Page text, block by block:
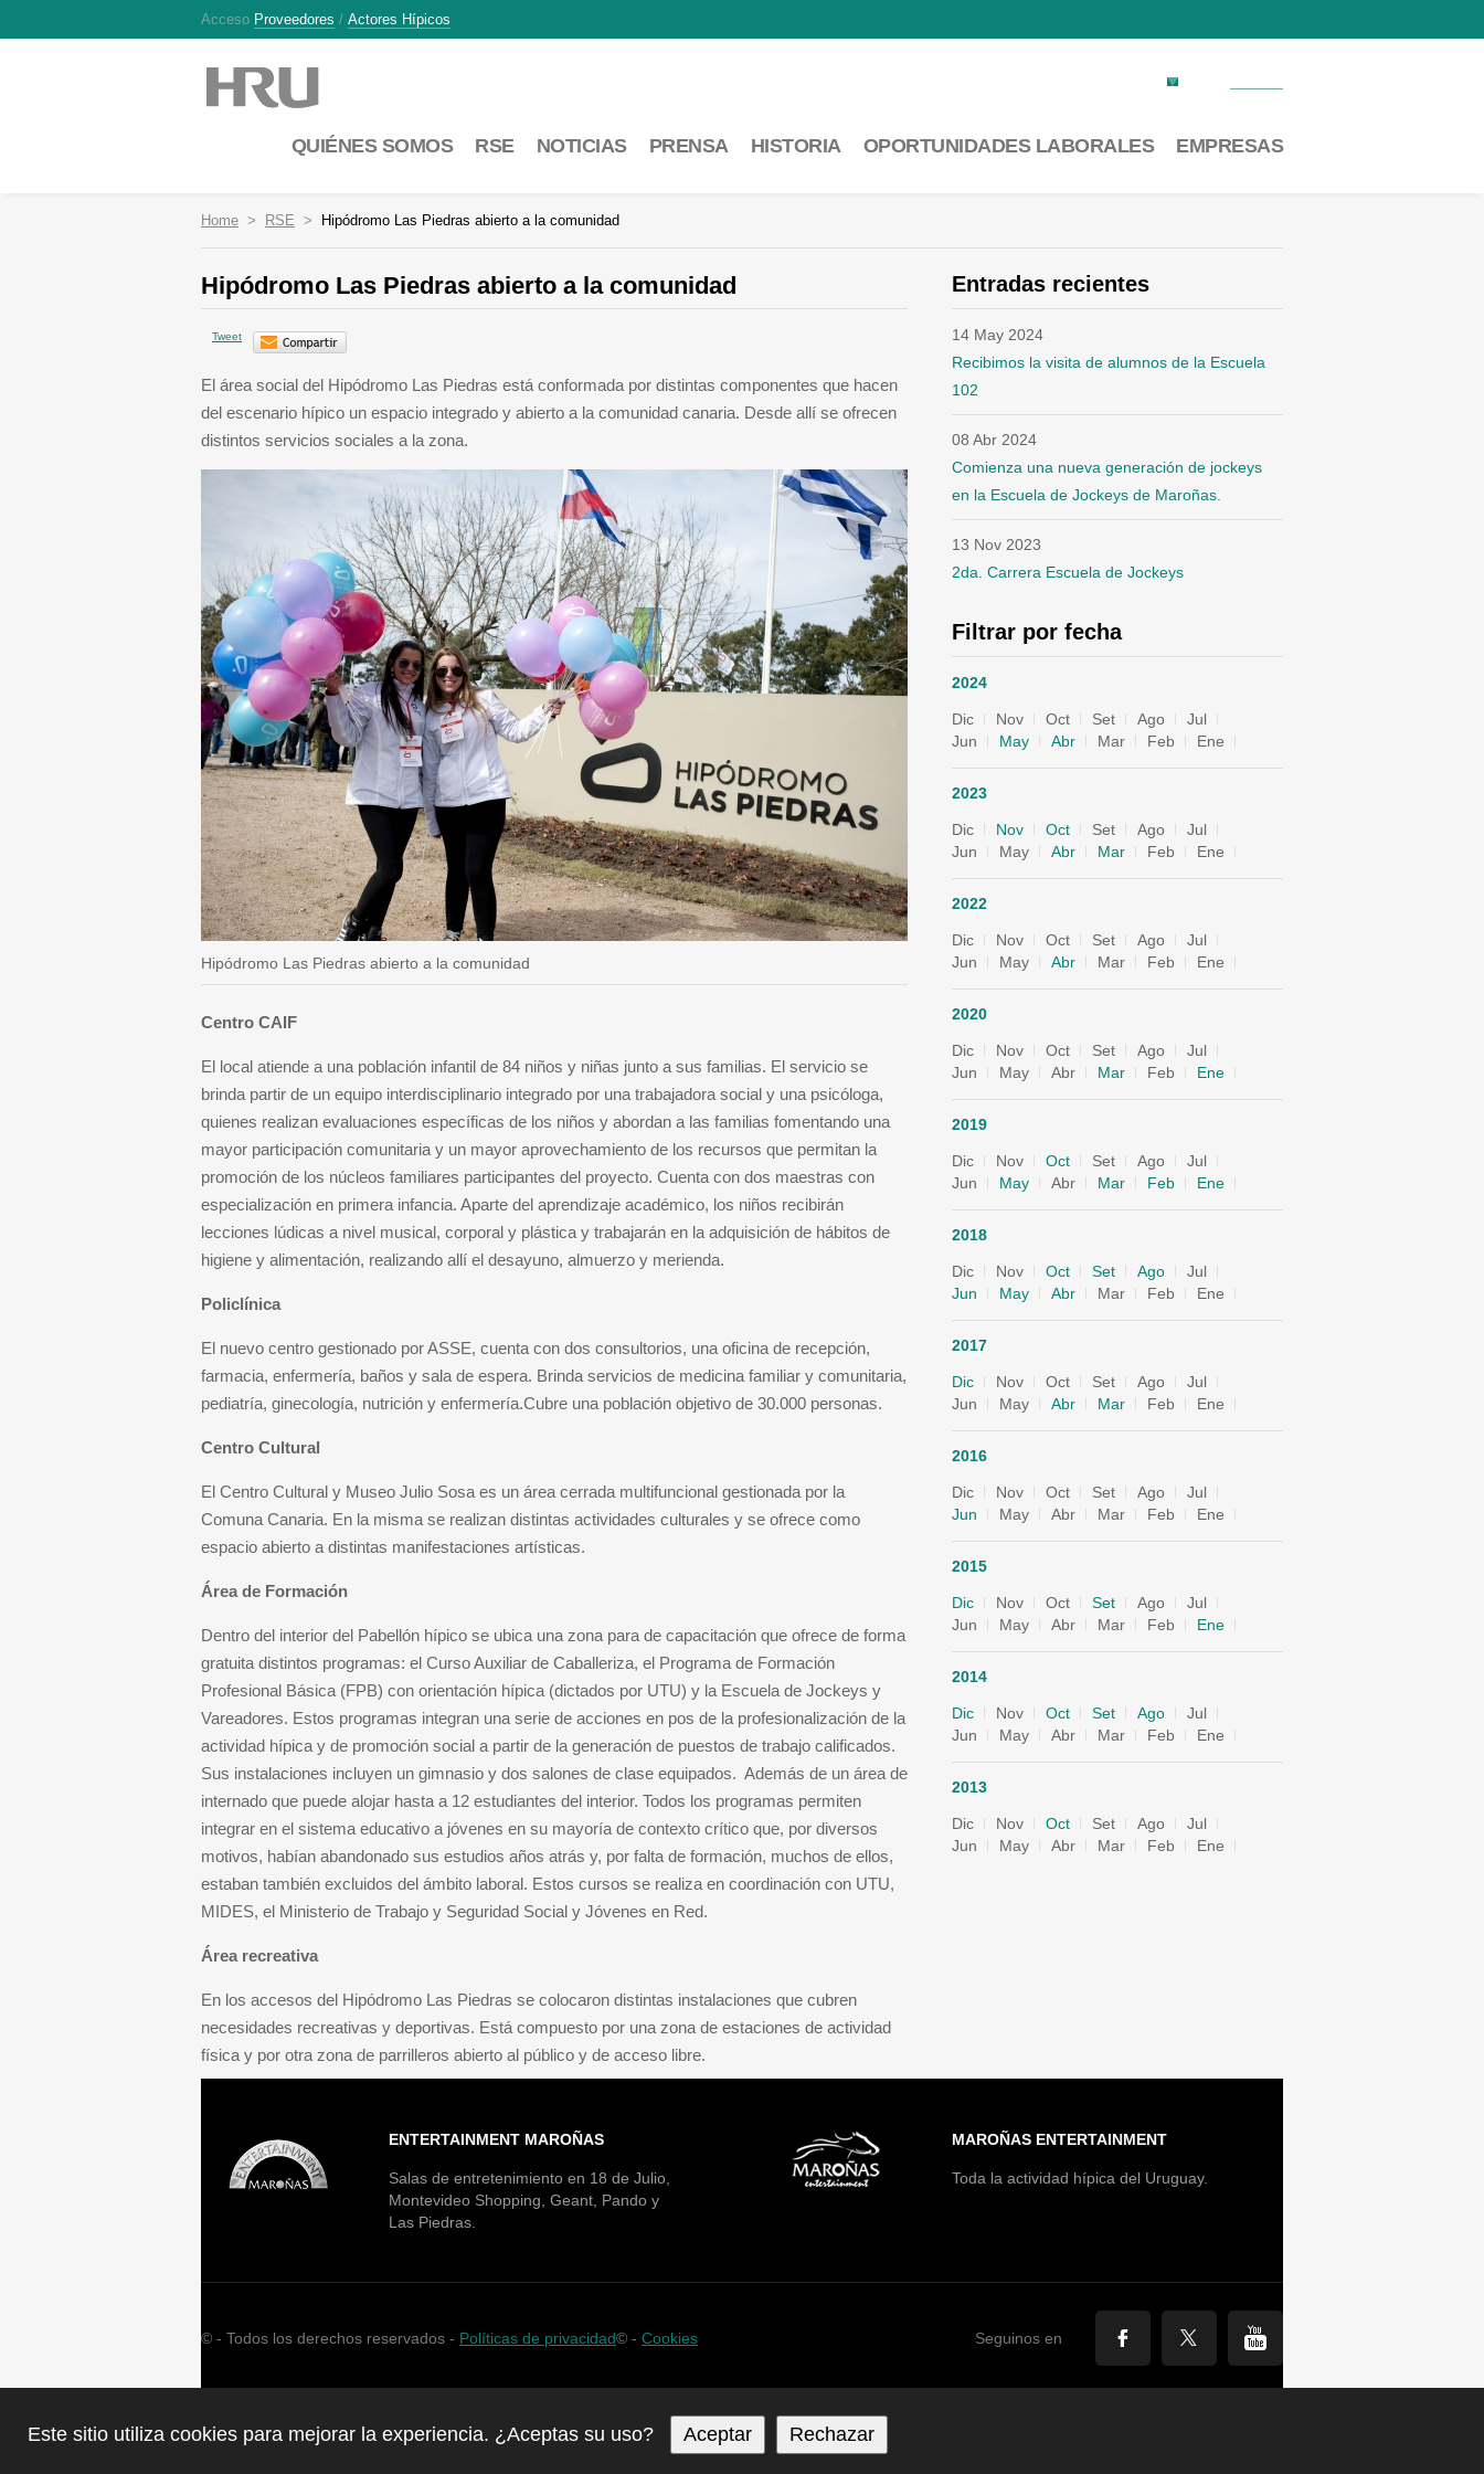
Acceso Proveedores / Actores Hípicos
QUIÉNES SOMOS RSE NOTICIAS PRENSA HISTORIA OPORTUNIDADES LABORALES EMPRESAS
Home RSE Hipódromo Las Piedras abierto a la comunidad
Hipódromo Las Piedras abierto a la comunidad
Tweet
El área social del Hipódromo Las Piedras está conformada por distintas componentes que hacen
del escenario hípico un espacio integrado y abierto a la comunidad canaria. Desde allí se ofrecen
distintos servicios sociales a la zona.
Hipódromo Las Piedras abierto a la comunidad
Centro CAIF
El local atiende a una población infantil de 84 niños y niñas junto a sus familias. El servicio se
brinda partir de un equipo interdisciplinario integrado por una trabajadora social y una psicóloga,
quienes realizan evaluaciones específicas de los niños y abordan a las familias fomentando una
mayor participación comunitaria y un mayor aprovechamiento de los recursos que permitan la
promoción de los núcleos familiares participantes del proyecto. Cuenta con dos maestras con
especialización en primera infancia. Aparte del aprendizaje académico, los niños recibirán
lecciones lúdicas a nivel musical, corporal y plástica y trabajarán en la adquisición de hábitos de
higiene y alimentación, realizando allí el desayuno, almuerzo y merienda.
Policlínica
El nuevo centro gestionado por ASSE, cuenta con dos consultorios, una oficina de recepción,
farmacia, enfermería, baños y sala de espera. Brinda servicios de medicina familiar y comunitaria,
pediatría, ginecología, nutrición y enfermería.Cubre una población objetivo de 30.000 personas.
Centro Cultural
El Centro Cultural y Museo Julio Sosa es un área cerrada multifuncional gestionada por la
Comuna Canaria. En la misma se realizan distintas actividades culturales y se ofrece como
espacio abierto a distintas manifestaciones artísticas.
Área de Formación
Dentro del interior del Pabellón hípico se ubica una zona para de capacitación que ofrece de forma
gratuita distintos programas: el Curso Auxiliar de Caballeriza, el Programa de Formación
Profesional Básica (FPB) con orientación hípica (dictados por UTU) y la Escuela de Jockeys y
Vareadores. Estos programas integran una serie de acciones en pos de la profesionalización de la
actividad hípica y de promoción social a partir de la generación de puestos de trabajo calificados.
Sus instalaciones incluyen un gimnasio y dos salones de clase equipados. Además de un área de
internado que puede alojar hasta a 12 estudiantes del interior. Todos los programas permiten
integrar en el sistema educativo a jóvenes en su mayoría de contexto crítico que, por diversos
motivos, habían abandonado sus estudios años atrás y, por falta de formación, muchos de ellos,
estaban también excluidos del ámbito laboral. Estos cursos se realiza en coordinación con UTU,
MIDES, el Ministerio de Trabajo y Seguridad Social y Jóvenes en Red.
Área recreativa
En los accesos del Hipódromo Las Piedras se colocaron distintas instalaciones que cubren
necesidades recreativas y deportivas. Está compuesto por una zona de estaciones de actividad
física y por otra zona de parrilleros abierto al público y de acceso libre.
Entradas recientes
14 May 2024
Recibimos la visita de alumnos de la Escuela
102
08 Abr 2024
Comienza una nueva generación de jockeys
en la Escuela de Jockeys de Maroñas.
13 Nov 2023
2da. Carrera Escuela de Jockeys
Filtrar por fecha
2024
Dic Nov Oct Set Ago
Jul
Jun
May Abr Mar Feb Ene
2023
Dic Nov Oct Set Ago
Jul
Jun
May Abr Mar Feb Ene
2022
Dic Nov Oct Set Ago
Jul
Jun
May Abr Mar Feb Ene
2020
Dic Nov Oct Set Ago
Jul
Jun
May Abr Mar Feb Ene
2019
Dic Nov Oct Set Ago
Jul
Jun
May Abr Mar Feb Ene
2018
Dic Nov Oct Set Ago
Jul
Jun
May Abr Mar Feb Ene
2017
Dic Nov Oct Set Ago
Jul
Jun
May Abr Mar Feb Ene
2016
Dic Nov Oct Set Ago
Jul
Jun
May Abr Mar Feb Ene
2015
Dic Nov Oct Set Ago
Jul
Jun
May Abr Mar Feb Ene
2014
Dic Nov Oct Set Ago
Jul
Jun
May Abr Mar Feb Ene
2013
Dic Nov Oct Set Ago
Jul
Jun
May Abr Mar Feb Ene
ENTERTAINMENT MAROÑAS
Salas de entretenimiento en 18 de Julio,
Montevideo Shopping, Geant, Pando y
Las Piedras.
MAROÑAS ENTERTAINMENT
Toda la actividad hípica del Uruguay.
© - Todos los derechos reservados - Políticas de privacidad© - Cookies Seguinos en
Este sitio utiliza cookies para mejorar la experiencia. ¿Aceptas su uso? Aceptar Rechazar